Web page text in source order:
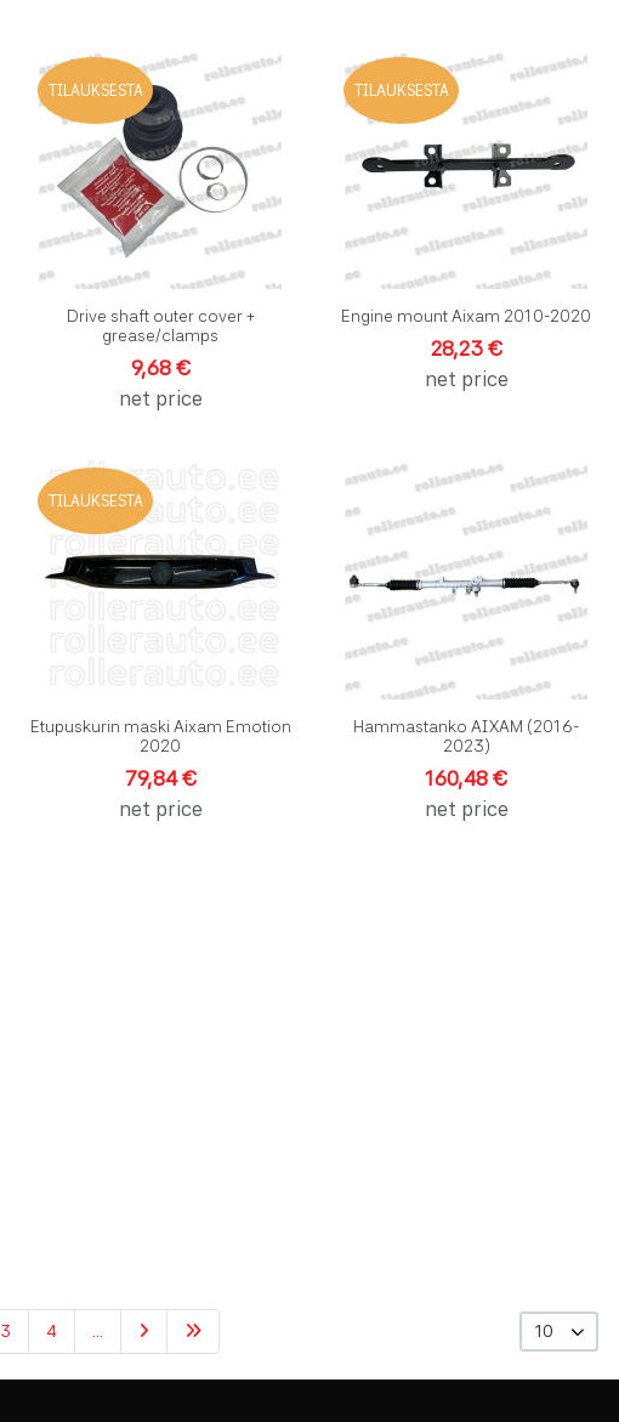
Lisää toivelistalle
Lisää vertailuun
Pikakatselu
TILAUKSESTA
Lisää toivelistalle
Lisää vertailuun
Pikakatselu
Drive shaft outer cover +
grease/clamps
9,68 €
net price
TILAUKSESTA
Engine mount Aixam 2010-2020
28,23 €
net price
Lisää toivelistalle
Lisää vertailuun
Pikakatselu
TILAUKSESTA
Lisää toivelistalle
Lisää vertailuun
Pikakatselu
Etupuskurin maski Aixam Emotion
2020
79,84 €
net price
Hammastanko AIXAM (2016-
2023)
160,48 €
net price
3 4 10